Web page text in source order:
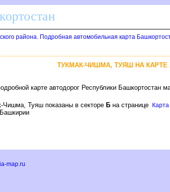
района. Подробная автомобильная карта
ТУКМАК-ЧИШМА, ТУЯШ НА
карте автодорог Республики
Чишма, Туяш показаны в секторе Б на странице
map.ru